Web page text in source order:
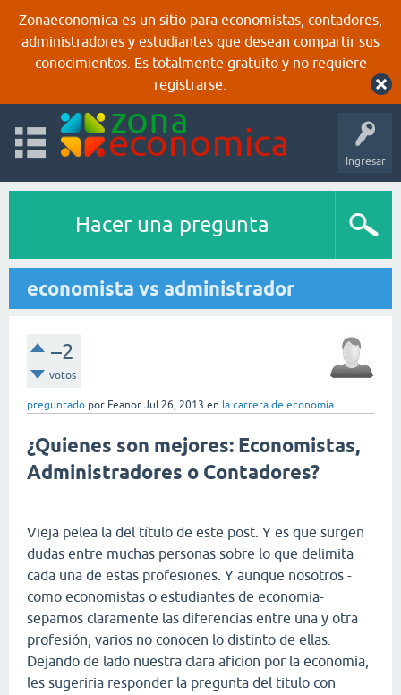
Zonaeconomica es un sitio para economistas, contadores,
administradores y estudiantes que desean compartir sus
conocimientos. Es totalmente gratuito y no requiere
registrarse.
Ingresar
Hacer una pregunta
economista vs administrador
–2
votos
preguntado por Feanor Jul 26, 2013 en la carrera de economía
¿Quienes son mejores: Economistas,
Administradores o Contadores?
Vieja pelea la del título de este post. Y es que surgen
dudas entre muchas personas sobre lo que delimita
cada una de estas profesiones. Y aunque nosotros -
como economistas o estudiantes de economia-
sepamos claramente las diferencias entre una y otra
profesión, varios no conocen lo distinto de ellas.
Dejando de lado nuestra clara aficion por la economia,
les sugeriria responder la pregunta del titulo con